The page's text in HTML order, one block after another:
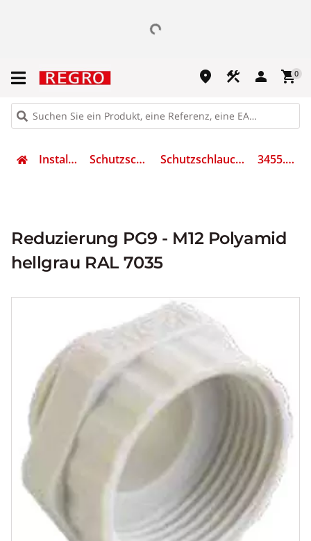
place construction person shopping_cart0
Installation Schutzschläuche Schutzschlauchadapter 3455.09.12
Reduzierung PG9 - M12 Polyamid
hellgrau RAL 7035